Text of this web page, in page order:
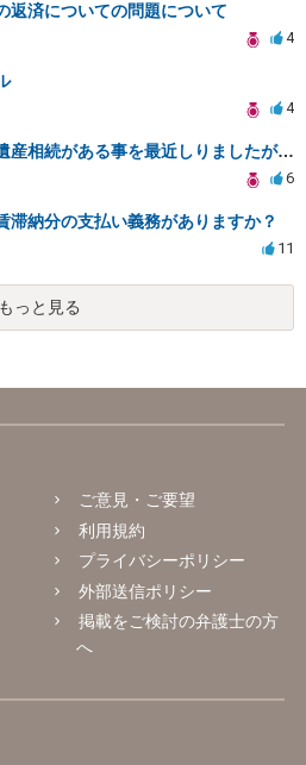
返済についての問題について
4
4
死亡から三年経過。遺産相続がある事を最近しりましたが放棄できますでしょうか？
6
滞納分の支払い義務がありますか？
11
もっと見る
ご意見・ご要望
利用規約
プライバシーポリシー
外部送信ポリシー
掲載をご検討の弁護士の方
へ